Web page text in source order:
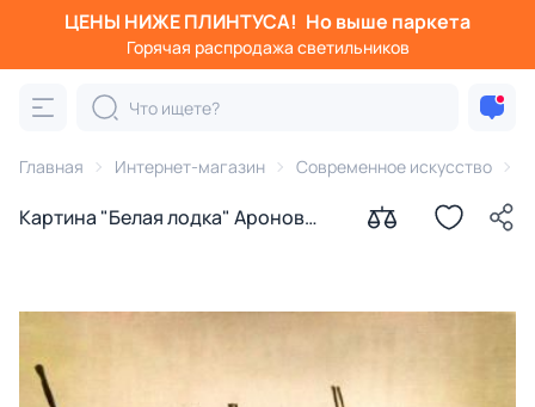
ЦЕНЫ НИЖЕ ПЛИНТУСА! Но выше паркета
Горячая распродажа светильников
Главная Интернет-магазин Современное искусство
Картина "Белая лодка" Аронов